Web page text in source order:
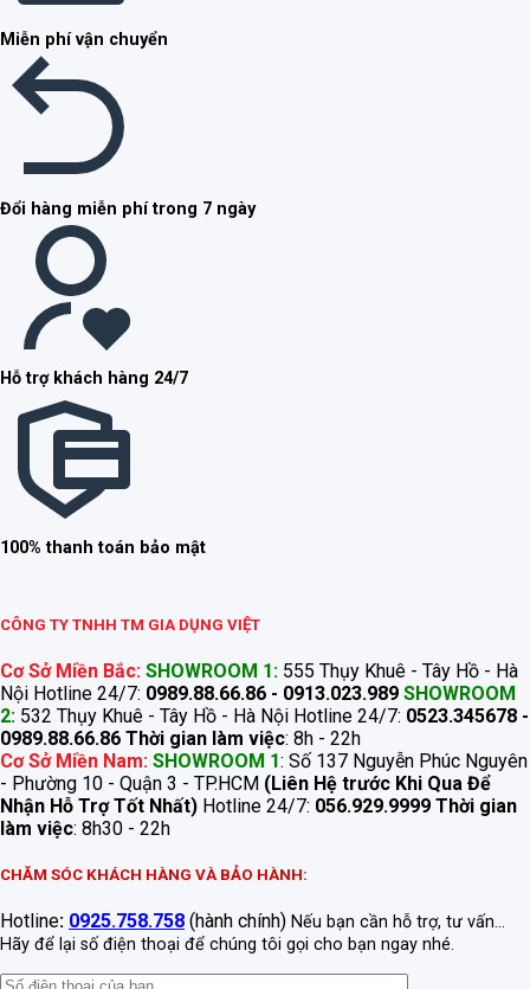
Miễn phí vận chuyển
Đổi hàng miễn phí trong 7 ngày
Hỗ trợ khách hàng 24/7
100% thanh toán bảo mật
CÔNG TY TNHH TM GIA DỤNG VIỆT
Cơ Sở Miền Bắc: SHOWROOM 1: 555 Thụy Khuê - Tây Hồ - Hà
Nội Hotline 24/7: 0989.88.66.86 - 0913.023.989 SHOWROOM
2: 532 Thụy Khuê - Tây Hồ - Hà Nội Hotline 24/7: 0523.345678 -
0989.88.66.86 Thời gian làm việc: 8h - 22h
Cơ Sở Miền Nam: SHOWROOM 1: Số 137 Nguyễn Phúc Nguyên
- Phường 10 - Quận 3 - TP.HCM (Liên Hệ trước Khi Qua Để
Nhận Hỗ Trợ Tốt Nhất) Hotline 24/7: 056.929.9999 Thời gian
làm việc: 8h30 - 22h
CHĂM SÓC KHÁCH HÀNG VÀ BẢO HÀNH:
Hotline: 0925.758.758 (hành chính) Nếu bạn cần hỗ trợ, tư vấn...
Hãy để lại số điện thoại để chúng tôi gọi cho bạn ngay nhé.